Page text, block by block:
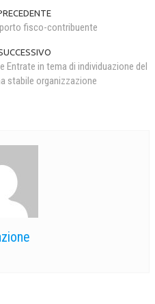
fisco-contribuente
Entrate in tema di individuazione del
stabile organizzazione